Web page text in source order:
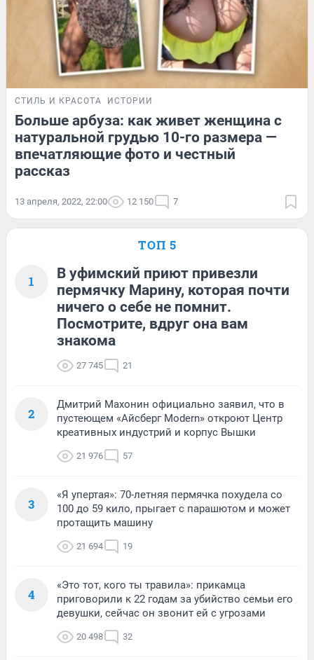
СТИЛЬ И КРАСОТА ИСТОРИИ
Больше арбуза: как живет женщина с
натуральной грудью 10-го размера —
впечатляющие фото и честный
рассказ
13 апреля, 2022, 22:00 12 150 7
ТОП 5
1
В уфимский приют привезли
пермячку Марину, которая почти
ничего о себе не помнит.
Посмотрите, вдруг она вам
знакома
27 745 21
2
Дмитрий Махонин официально заявил, что в
пустеющем «Айсберг Modern» откроют Центр
креативных индустрий и корпус Вышки
21 976 57
3
«Я упертая»: 70-летняя пермячка похудела со
100 до 59 кило, прыгает с парашютом и может
протащить машину
21 694 19
4
«Это тот, кого ты травила»: прикамца
приговорили к 22 годам за убийство семьи его
девушки, сейчас он звонит ей с угрозами
20 498 32